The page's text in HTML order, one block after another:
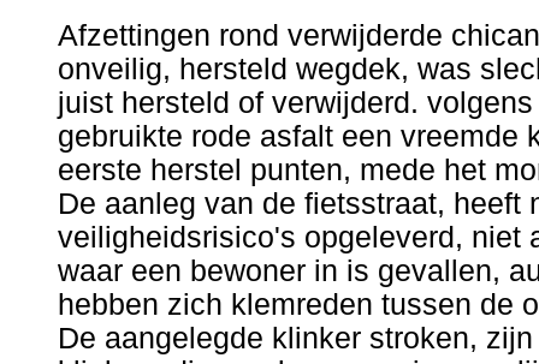
Afzettingen rond verwijderde
onveilig, hersteld wegdek, was
juist hersteld of verwijderd.
gebruikte rode asfalt een vreemde
eerste herstel punten, mede het
De aanleg van de fietsstraat, heeft
veiligheidsrisico's opgeleverd, niet
waar een bewoner in is gevallen,
hebben zich klemreden tussen de
De aangelegde klinker stroken,